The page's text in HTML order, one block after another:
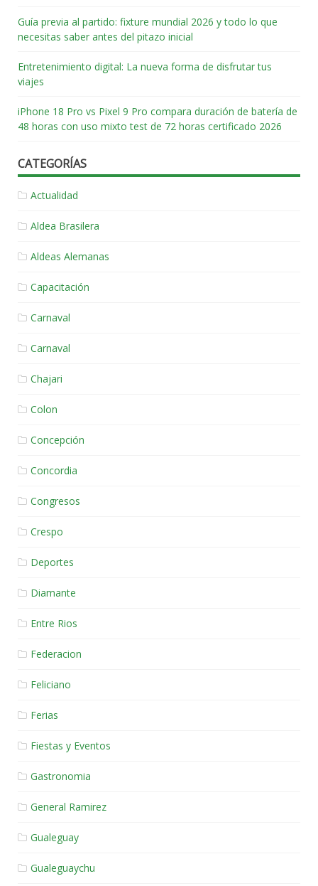
Guía previa al partido: fixture mundial 2026 y todo lo que
necesitas saber antes del pitazo inicial
Entretenimiento digital: La nueva forma de disfrutar tus
viajes
iPhone 18 Pro vs Pixel 9 Pro compara duración de batería de
48 horas con uso mixto test de 72 horas certificado 2026
CATEGORÍAS
Actualidad
Aldea Brasilera
Aldeas Alemanas
Capacitación
Carnaval
Carnaval
Chajari
Colon
Concepción
Concordia
Congresos
Crespo
Deportes
Diamante
Entre Rios
Federacion
Feliciano
Ferias
Fiestas y Eventos
Gastronomia
General Ramirez
Gualeguay
Gualeguaychu